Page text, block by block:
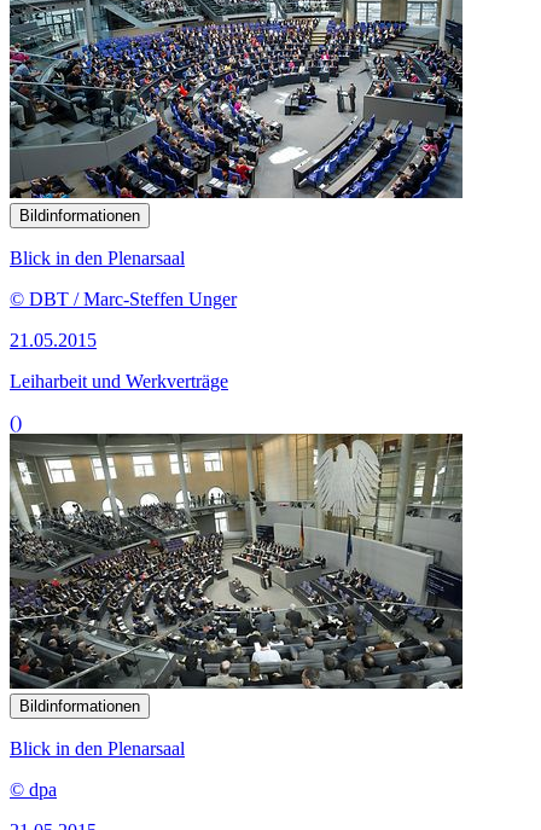
Bildinformationen
Blick in den Plenarsaal
© DBT / Marc-Steffen Unger
21.05.2015
Leiharbeit und Werkverträge
()
Bildinformationen
Blick in den Plenarsaal
© dpa